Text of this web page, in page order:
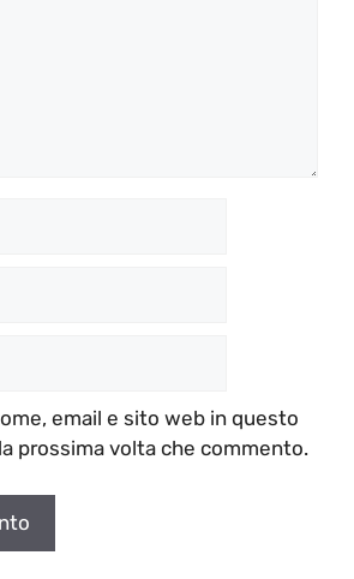
email e sito web in questo
prossima volta che commento.